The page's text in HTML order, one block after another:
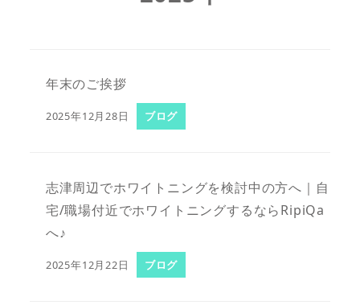
年末のご挨拶
2025年12月28日 ブログ
志津周辺でホワイトニングを検討中の方へ｜自
宅/職場付近でホワイトニングするならRipiQa
へ♪
2025年12月22日 ブログ